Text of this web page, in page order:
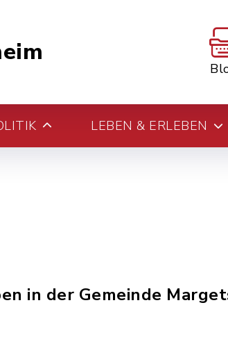
LEBEN & ERLEBEN
in der Gemeinde